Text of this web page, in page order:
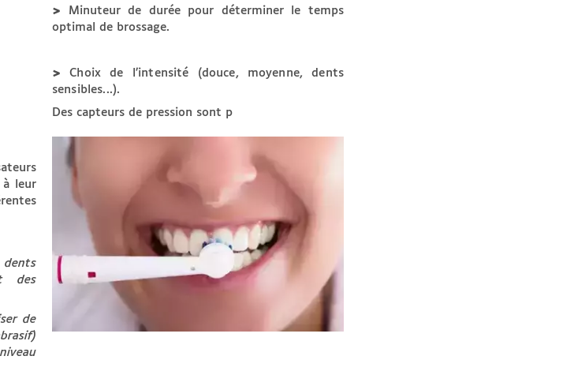
> Minuteur de durée pour déterminer le temps
optimal de brossage.
> Choix de l’intensité (douce, moyenne, dents
sensibles...).
Des capteurs de pression sont p
à leur
des
de